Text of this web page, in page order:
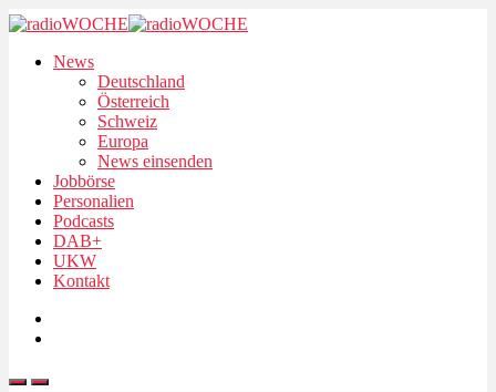
News
Deutschland
Österreich
Schweiz
Europa
News einsenden
Jobbörse
Personalien
Podcasts
DAB+
UKW
Kontakt